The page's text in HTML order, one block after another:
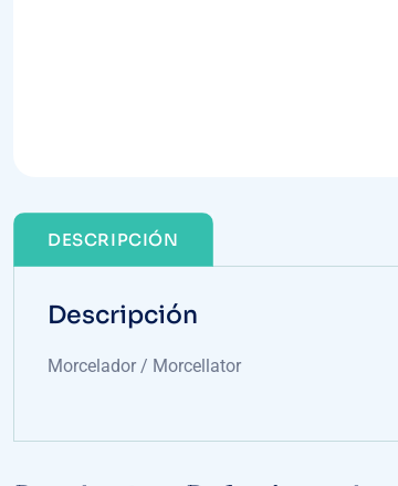
DESCRIPCIÓN
Descripción
Morcelador / Morcellator